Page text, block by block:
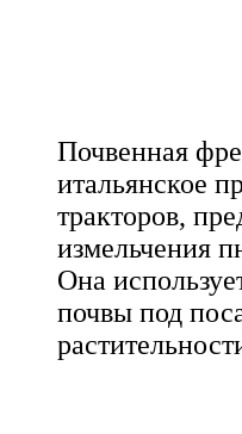
Почвенная
итальянское
тракторов,
измельчения
Она
почвы под